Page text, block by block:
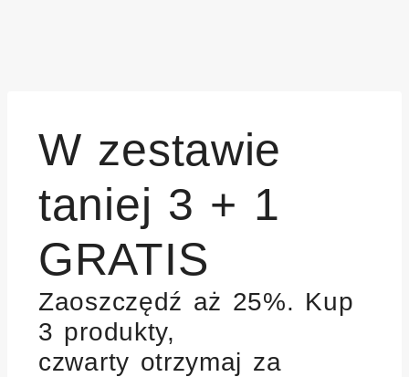
W zestawie
taniej 3 + 1
GRATIS
Zaoszczędź aż 25%. Kup
3 produkty,
czwarty otrzymaj za